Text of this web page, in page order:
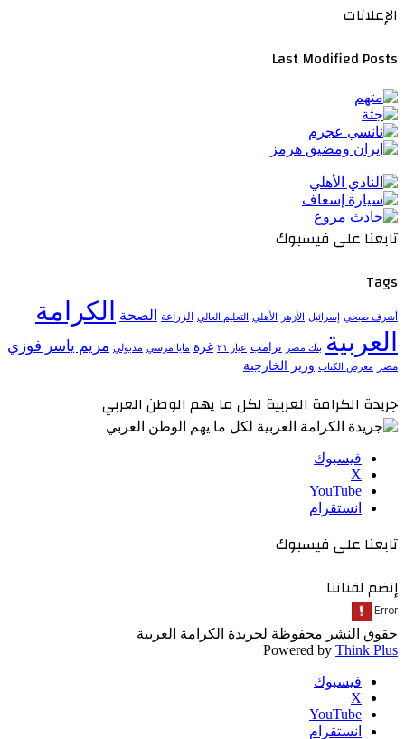
الإعلانات
Last Modified Posts
تابعنا على فيسبوك
Tags
أشرف صبحي إسرائيل الأزهر الأهلي التعليم العالي الزراعة الصحة
الكرامة
العربية
بنك مصر ترامب عيار ٢١ غزة مايا مرسي مدبولي مريم ياسر فوزي
مصر معرض الكتاب وزير الخارجية
جريدة الكرامة العربية لكل ما يهم الوطن العربي
فيسبوك
‫X
‫YouTube
انستقرام
تابعنا على فيسبوك
إنضم لقناتنا
حقوق النشر محفوظة لجريدة الكرامة العربية
Powered by Think Plus
فيسبوك
‫X
‫YouTube
انستقرام